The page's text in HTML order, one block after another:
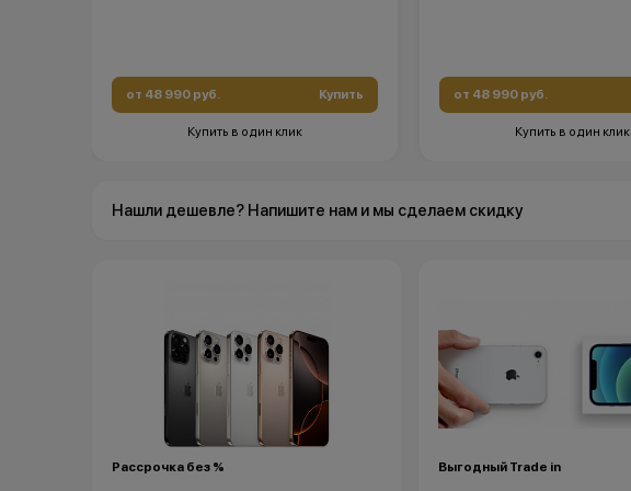
от 48 990 руб. Купить
Купить в один клик
от 48 990 руб.
Купить в один клик
Нашли дешевле? Напишите нам и мы сделаем скидку
Рассрочка без % Выгодный Trade in